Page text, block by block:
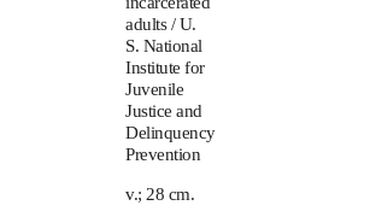
adults / U.
S. National
Institute for
Juvenile
Justice and
Delinquency
Prevention
v.; 28 cm.